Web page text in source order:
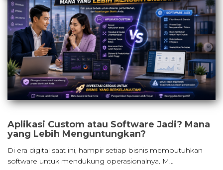
Aplikasi Custom atau Software Jadi? Mana
yang Lebih Menguntungkan?
Di era digital saat ini, hampir setiap bisnis membutuhkan
software untuk mendukung operasionalnya. M…